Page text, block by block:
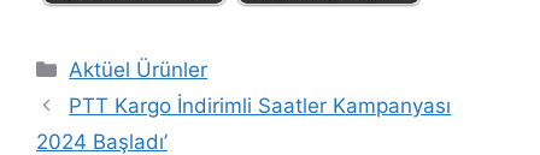
Kategoriler
Aktüel Ürünler
PTT Kargo İndirimli Saatler Kampanyası
2024 Başladı’